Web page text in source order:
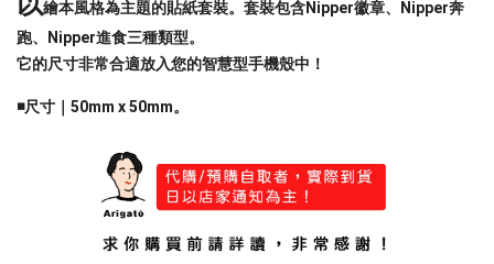
繪本風格為主題的貼紙套裝。套裝包含Nipper徽章、Nipper奔
跑、Nipper進食三種類型。
它的尺寸非常合適放入您的智慧型手機殼中！
◾️尺寸｜50mm x 50mm。